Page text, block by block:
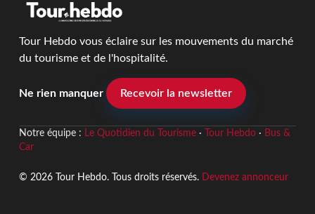
Tour Hebdo vous éclaire sur les mouvements du marché
du tourisme et de l'hospitalité.
Ne rien manquer Recevoir la newsletter
Notre équipe : Le Quotidien du Tourisme· Tour Hebdo· Bus &
Car
© 2026 Tour Hebdo. Tous droits réservés. Devenez annonceur